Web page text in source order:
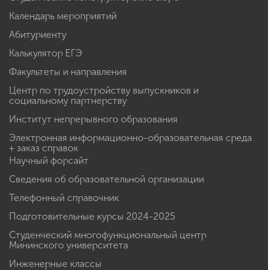
Календарь мероприятий
Абитуриенту
Калькулятор ЕГЭ
Факультеты и направления
Центр по трудоустройству выпускников и
социальному партнерству
Институт непрерывного образования
Электронная информационно-образовательная среда
+ заказ справок
Научный форсайт
Сведения об образовательной организации
Телефонный справочник
Подготовительные курсы 2024-2025
Студенческий многофункциональный центр
Мининского университета
Инженерные классы